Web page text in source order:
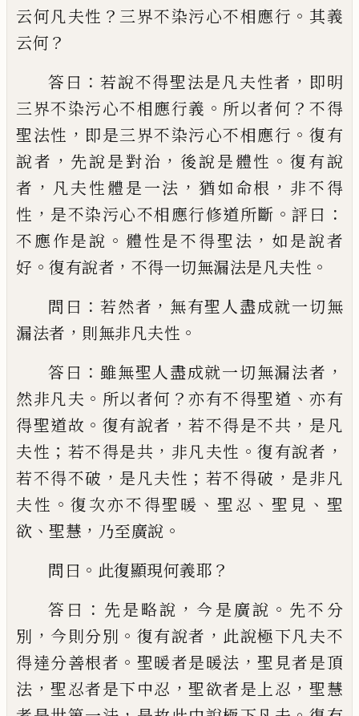
云何凡夫性 ？ 三界不染污心不相應行 。 其義
云何 ？
答曰 ：若說不得聖法是凡夫性者 ， 即明
三界不染污心不相應行義 。 所以者何 ？ 不得
聖法性 ， 即是三界不染污心不相應行 。 復有
說者 ， 先說是對治 ， 後說是體性 。 復有說
者 ， 凡夫性體是一法 ， 猶如命根 ， 非不得
性 ， 是不染污心不相應行修道所斷 。評曰 ：
不應作是說 。 體性是不得聖法 ， 如是說者
好 。 復有說者 ， 不得一切無漏法是凡夫性 。
問曰 ：若然者 ， 無有聖人盡成就一切無
漏法者 ， 則無非凡夫性 。
答曰 ：雖無聖人盡成就一切無漏法者 ，
然非凡夫 。 所以者何 ？亦有不得聖道 、亦有
得聖道故 。 復有說者 ，若不得是不共 ， 是凡
夫性 ； 若不得是共 ， 非凡夫性 。復有說者 ，
若不得不破 ， 是凡夫性 ； 若不得破 ， 是非凡
夫性 。復次亦不得聖暖 、 聖忍 、聖見 、 聖
欲 、 聖慧 ， 乃至廣說 。
問曰 。 此復顯現何義耶 ？
答曰 ： 先是略說 ， 今是廣說 。 先不分
別 ， 今則分別 。 復有說者 ， 此說極下凡夫不
得達分善根者 。 聖暖者是暖法 ，聖見者是頂
法 ，聖忍者是下中忍 ，聖欲者是上忍 ， 聖慧